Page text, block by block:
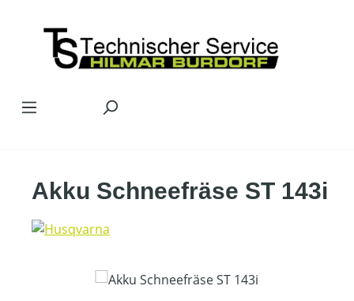
Akku Schneefräse ST 143i
Bildergalerie überspringen